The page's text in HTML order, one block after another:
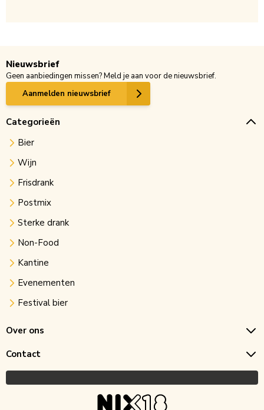
Nieuwsbrief
Geen aanbiedingen missen? Meld je aan voor de nieuwsbrief.
Aanmelden nieuwsbrief
Categorieën
Bier
Wijn
Frisdrank
Postmix
Sterke drank
Non-Food
Kantine
Evenementen
Festival bier
Over ons
Contact